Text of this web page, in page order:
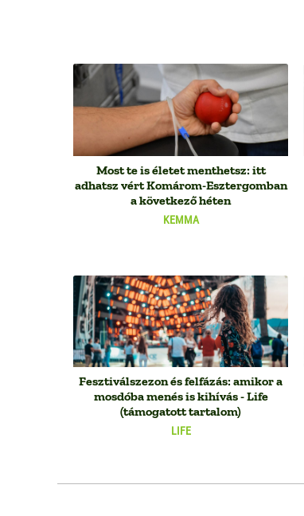
KEMMA
Most te is életet menthetsz: itt
adhatsz vért Komárom-Esztergomban
a következő héten
LIFE
Fesztiválszezon és felfázás: amikor a
mosdóba menés is kihívás - Life
(támogatott tartalom)